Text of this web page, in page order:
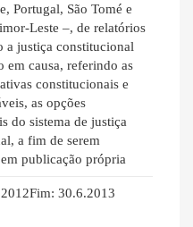
Portugal, São Tomé e
Leste –, de relatórios
a justiça constitucional
em causa, referindo as
constitucionais e
as opções
do sistema de justiça
a fim de serem
publicação própria
30.6.2013